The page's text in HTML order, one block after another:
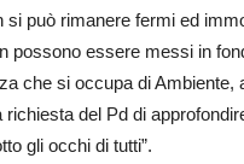
può rimanere fermi ed
essere messi in
che si occupa di Ambiente,
del Pd di
gli occhi di tutti”.